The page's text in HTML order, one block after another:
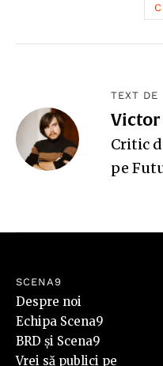
TEXT DE
Victor
Critic
pe
SCENA9
Despre noi
Echipa Scena9
BRD și Scena9
Vrei să publici pe